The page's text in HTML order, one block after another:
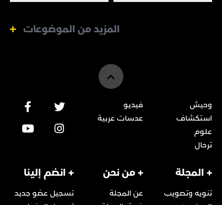
المزيد من الموضوعات
وحيش
استكشاف
علوم
ترحال
فيديو
عدسات عربية
+ المجلة
تنويه وتصويب
+ من نحن
عن المجلة
+ انضم إلينا
تسجيل عضو جديد